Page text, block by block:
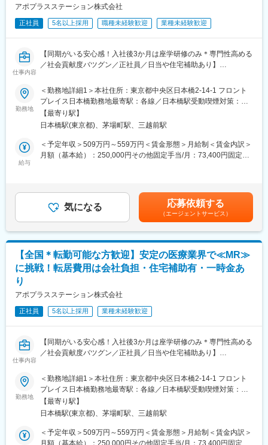
ビュー等が閲覧可能です◇
https://liff.line.me/1655046877-Gm8rqdqY/landing?
follow=%40124wcdmz&lp=SS7pcT&liff_id=1655046877-
Gm8rqdqY
変更の範囲：会社の定める業務
医薬品は「どの成分に、どのような効果があって、誰に使うと良
いのか」などの情報が付加されて、初めて効果的に使うことがで
きます。医師への適切な医薬品情報の提供を通じて、患者さんの
治療、地域医療課題に貢献することができます。
■安心の研修体制：
・入社から3か月間：座学研修（導入教育）のみ
・導入教育終了後は、Web講義、e-Learning、集合研修を組み合
わせて行う、MR認定試験に100％を担保する対策講座がありま
す。
・現場配属後も月1回以上の面談を設けており、成果を出すための
★入社同期がいるため、一緒に頑張れる環境です！専門性の高い
営業職が目指せます。
・誰にとっても必要不可欠な医療業界は、景気の影響に左右され
にくく、安定した売上を誇っています。
・当社は、東証プライム上場以来、10期連続で増収中のクオール
グループに属しており、主力事業を担っています。
＜頑張りは適切に評価＞
成果に応じた評価制度が整っており、頑張り次第で大幅な年収UP
も目指せます。
■福利厚生（転勤を伴う場合）：
＜社宅制度（法人契約）＞
・家賃：一部会社負担
・住居契約初期経費：会社負担（上限設定あり）
・入居時の引越し費用：会社負担（会社指定業者）
アポプラスステーション株式会社
正社員 5名以上採用 職種未経験歓迎 業種未経験歓迎
仕事内容
【同期がいる安心感！入社後3か月は座学研修のみ＊専門性高める
／社会貢献度バツグン／正社員／日当や住宅補助あり】
★本ポジションは、未経験から医療業界で活躍できます！
・医療を通じて社会に貢献したい
・仕事を通じて学びを深め自己の成長を実感したい
・専門職として知識、技能を身に付けたい
・内資系の安定企業で働きたい
という方にはおススメです！
＜2人に1人は未経験入社、75%は異業種からの転職者です＞
品に関する情報提供を行います。
医薬品は「どの成分に、どのような効果があって、誰に使うと良
いのか」などの情報が付加されて、初めて効果的に使うことがで
きます。医師への適切な医薬品情報の提供を通じて、患者さんの
・入社から3か月間：座学研修（導入教育）のみ
わせて行う、MR認定試験に100％を担保する対策講座がありま
す。
フォロー体制を整えております。
★入社同期がいるため、一緒に頑張れる環境です！専門性の高い
営業職が目指せます。
＜安定性＞
・誰にとっても必要不可欠な医療業界は、景気の影響に左右され
勤務地
＜勤務地詳細1＞本社住所：東京都中央区日本橋2-14-1 フロント
プレイス日本橋勤務地最寄駅：各線／日本橋駅受動喫煙対策：敷
地内喫煙可能場所あり＜勤務地詳細2＞全国エリア住所：全国エリ
ア 受動喫煙対策：屋内全面禁煙変更の範囲：会社の定める事業所
【最寄り駅】
日本橋駅(東京都)、茅場町駅、三越前駅
給与
＜予定年収＞509万円～559万円＜賃金形態＞月給制＜賃金内訳＞
月額（基本給）：250,000円その他固定手当/月：73,400円固定残
どを考慮し、規定により決定します。※年収の他に別途日当（月額
3～4万円）・諸手当有昇給：年1回★頑張りに応じて年収UP★赴
任先の評価次第で大幅に年収をUPできます。（年2回業績給改
定）賃金はあくまでも目安の金額であり、選考を通じて上下する
可能性があります。月給(月額)は固定手当を含めた表記です。
気になる 応募依頼する
（エージェントサービス）
【全国＊転勤可能な方歓迎】安定の医療業界で≪MR≫
に挑戦！転居費用は会社負担・住宅補助有・一時金あ
り
アポプラスステーション株式会社
正社員 5名以上採用 業種未経験歓迎
仕事内容
【同期がいる安心感！入社後3か月は座学研修のみ＊専門性高める
／社会貢献度バツグン／正社員／日当や住宅補助あり】
★本ポジションは、未経験から医療業界で活躍できます！
・医療を通じて社会に貢献したい
・仕事を通じて学びを深め自己の成長を実感したい
・専門職として知識、技能を身に付けたい
・内資系の安定企業で働きたい
という方にはおススメです！
＜2人に1人は未経験入社、75%は異業種からの転職者です＞
勤務地
＜勤務地詳細1＞本社住所：東京都中央区日本橋2-14-1 フロント
プレイス日本橋勤務地最寄駅：各線／日本橋駅受動喫煙対策：敷
地内喫煙可能場所あり＜勤務地詳細2＞全国エリア住所：全国エリ
ア 受動喫煙対策：屋内全面禁煙変更の範囲：会社の定める事業所
【最寄り駅】
日本橋駅(東京都)、茅場町駅、三越前駅
＜予定年収＞509万円～559万円＜賃金形態＞月給制＜賃金内訳＞
月額（基本給）：250,000円その他固定手当/月：73,400円固定残